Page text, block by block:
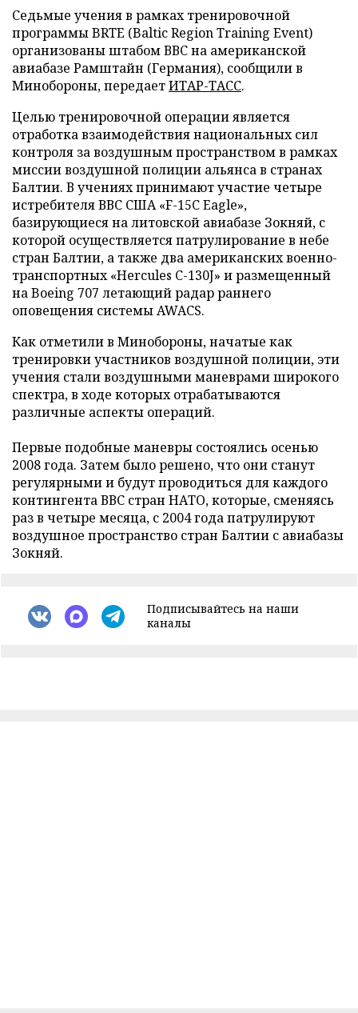
Седьмые учения в рамках тренировочной
программы BRTE (Baltic Region Training Event)
организованы штабом ВВС на американской
авиабазе Рамштайн (Германия), сообщили в
Минобороны, передаетИТАР-ТАСС.
Целью тренировочной операции является
отработка взаимодействия национальных сил
контроля за воздушным пространством в рамках
миссии воздушной полиции альянса в странах
Балтии. В учениях принимают участие четыре
истребителя ВВС США «F-15C Eagle»,
базирующиеся на литовской авиабазе Зокняй, с
которой осуществляется патрулирование в небе
стран Балтии, а также два американских военно-
транспортных «Hercules C-130J» и размещенный
на Boeing 707 летающий радар раннего
оповещения системы AWACS.
Как отметили в Минобороны, начатые как
тренировки участников воздушной полиции, эти
учения стали воздушными маневрами широкого
спектра, в ходе которых отрабатываются
различные аспекты операций.
Первые подобные маневры состоялись осенью
2008 года. Затем было решено, что они станут
регулярными и будут проводиться для каждого
контингента ВВС стран НАТО, которые, сменяясь
раз в четыре месяца, с 2004 года патрулируют
воздушное пространство стран Балтии с авиабазы
Зокняй.
Подписывайтесь на наши
каналы